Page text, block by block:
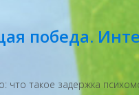
победа.
что такое задержка